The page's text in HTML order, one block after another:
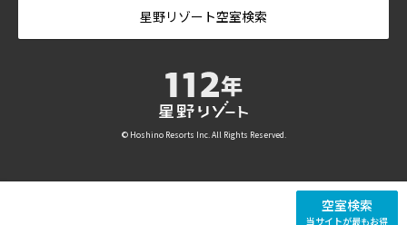
空室検索
当サイトが最もお得
星野リゾート空室検索
© Hoshino Resorts Inc. All Rights Reserved.